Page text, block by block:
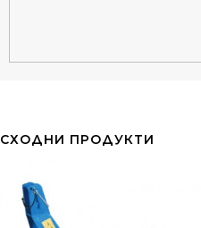
СХОДНИ ПРОДУКТИ